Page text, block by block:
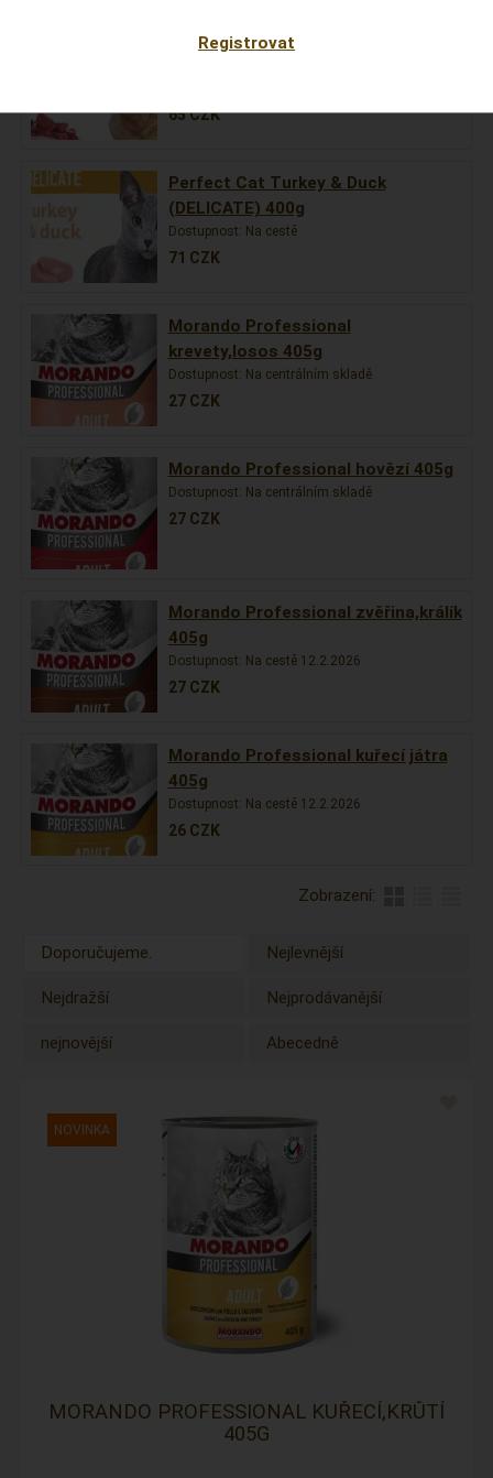
Perfect Cat Chicken & Beef
65CZK
Perfect Cat Turkey & Duck
(DELICATE) 400g
Dostupnost: Na cestě
71 CZK
Morando Professional
krevety,losos 405g
Dostupnost: Na centrálním skladě
27 CZK
Morando Professional hovězí 405g
Dostupnost: Na centrálním skladě
27 CZK
Morando Professional zvěřina,králík
405g
Dostupnost: Na cestě 12.2.2026
27 CZK
Morando Professional kuřecí játra
405g
Dostupnost: Na cestě 12.2.2026
26 CZK
Zobrazení:
Doporučujeme. Nejlevnější
Nejdražší Nejprodávanější
nejnovější Abecedně
MORANDO PROFESSIONAL KUŘECÍ,KRŮTÍ
405G
Registrovat